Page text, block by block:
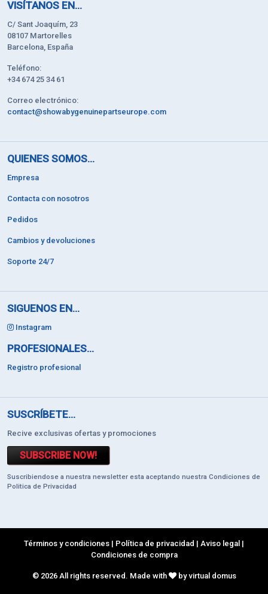
VISÍTANOS EN...
C/ Sant Joaquím, 23
08107 Martorelles
Barcelona, España
Teléfono:
+34 674 25 34 61
Correo electrónico:
contact@showabygenuinepartseurope.com
QUIENES SOMOS...
Empresa
Contacta con nosotros
Pedidos
Cambios y devoluciones
Soporte 24/7
SIGUENOS EN...
Instagram
PROFESIONALES...
Registro profesional
SUSCRÍBETE...
Recive exclusivas ofertas y promociones
SUBSCRIBE NOW!
Suscribiendose a nuestra newsletter esta aceptando nuestra Condiciones de
Politica de Privacidad
Términos y condiciones | Política de privacidad | Aviso legal |
Condiciones de compra
© 2026 All rights reserved. Made with by virtual domus